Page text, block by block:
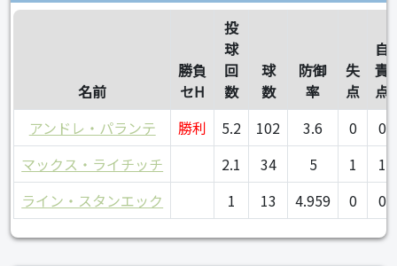
名前
勝負
セH
投
球
回
数
球
数
防御
率
失
点
自
責
点
アンドレ・パランテ
勝利 5.2 102 3.6 0
0
マックス・ライチッチ
2.1 34 5 1
1
ライン・スタンエック
1 13 4.959 0 0